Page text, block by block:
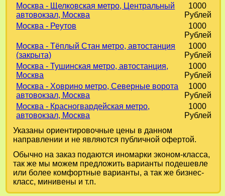
Москва - Щелковская метро, Центральный
автовокзал, Москва
1000
Рублей
Москва - Реутов
1000
Рублей
Москва - Тёплый Стан метро, автостанция
(закрыта)
1000
Рублей
Москва - Тушинская метро, автостанция,
Москва
1000
Рублей
Москва - Ховрино метро, Северные ворота
автовокзал, Москва
1000
Рублей
Москва - Красногвардейская метро,
автовокзал, Москва
1000
Рублей
Указаны ориентировочные цены в данном
направлении и не являются публичной офертой.
Обычно на заказ подаются иномарки эконом-класса,
так же мы можем предложить варианты подешевле
или более комфортные варианты, а так же бизнес-
класс, минивены и т.п.